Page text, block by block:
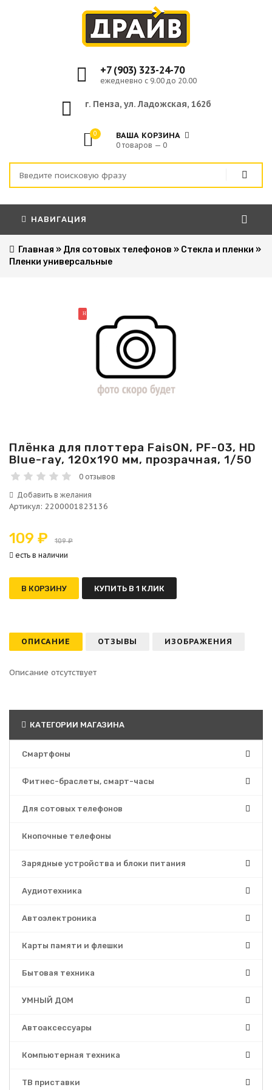
+7 (903) 323-24-70
ежедневно с 9.00 до 20.00
г. Пенза, ул. Ладожская, 162б
0 ВАША КОРЗИНА
0 товаров — 0
НАВИГАЦИЯ
Главная » Для сотовых телефонов » Стекла и пленки »
Пленки универсальные
НОВИНКА
Плёнка для плоттера FaisON, PF-03, HD
Blue-ray, 120х190 мм, прозрачная, 1/50
0 отзывов
Артикул: 2200001823136
109 ₽ 109 ₽
есть в наличии
В КОРЗИНУ КУПИТЬ В 1 КЛИК
ОПИСАНИЕ ОТЗЫВЫ ИЗОБРАЖЕНИЯ
Описание отсутствует
КАТЕГОРИИ МАГАЗИНА
Смартфоны
Фитнес-браслеты, смарт-часы
Для сотовых телефонов
Кнопочные телефоны
Зарядные устройства и блоки питания
Аудиотехника
Автоэлектроника
Карты памяти и флешки
Бытовая техника
УМНЫЙ ДОМ
Автоаксессуары
Компьютерная техника
ТВ приставки